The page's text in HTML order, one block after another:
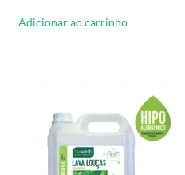
Adicionar ao carrinho